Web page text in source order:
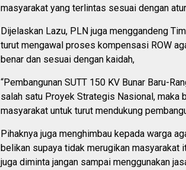
masyarakat yang terlintas sesuai dengan
Dijelaskan Lazu, PLN juga menggandeng
turut mengawal proses kompensasi ROW
benar dan sesuai dengan kaidah,
“Pembangunan SUTT 150 KV Bunar Baru-
salah satu Proyek Strategis Nasional, maka
masyarakat untuk turut mendukung
Pihaknya juga menghimbau kepada warga
belikan supaya tidak merugikan masyarakat
juga diminta jangan sampai menggunakan